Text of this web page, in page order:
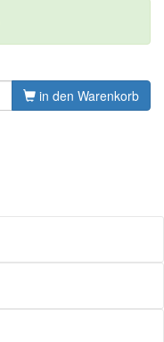
in den Warenkorb